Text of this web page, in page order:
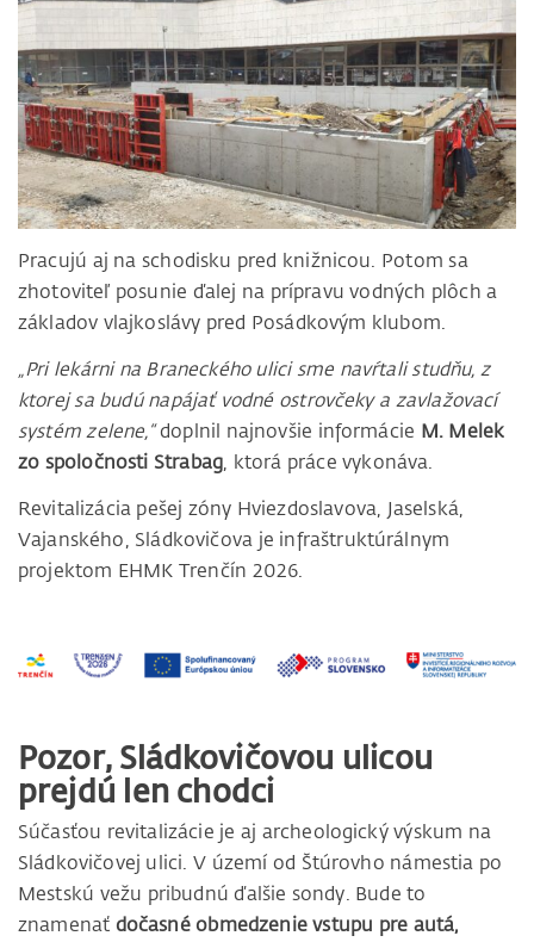
Pracujú aj na schodisku pred knižnicou. Potom sa
zhotoviteľ posunie ďalej na prípravu vodných plôch a
základov vlajkoslávy pred Posádkovým klubom.
„Pri lekárni na Braneckého ulici sme navŕtali studňu, z
ktorej sa budú napájať vodné ostrovčeky a zavlažovací
systém zelene,“doplnil najnovšie informácie M. Melek
zo spoločnosti Strabag, ktorá práce vykonáva.
Revitalizácia pešej zóny Hviezdoslavova, Jaselská,
Vajanského, Sládkovičova je infraštruktúrálnym
projektom EHMK Trenčín 2026.
Pozor, Sládkovičovou ulicou
prejdú len chodci
Súčasťou revitalizácie je aj archeologický výskum na
Sládkovičovej ulici. V území od Štúrovho námestia po
Mestskú vežu pribudnú ďalšie sondy. Bude to
znamenať dočasné obmedzenie vstupu pre autá,